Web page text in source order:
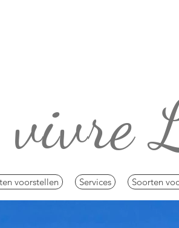
voorstellen Services Soorten